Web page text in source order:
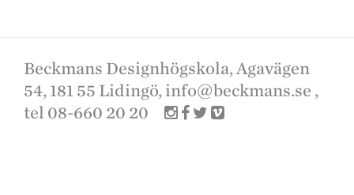
Beckmans Designhögskola, Agavägen
54, 181 55 Lidingö, info@beckmans.se ,
tel 08-660 20 20